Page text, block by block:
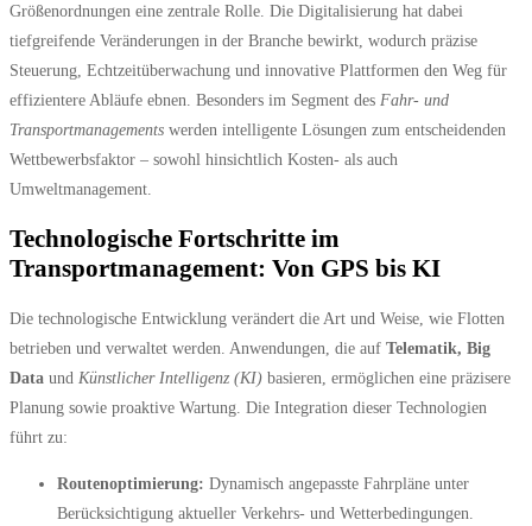
Größenordnungen eine zentrale Rolle. Die Digitalisierung hat dabei
tiefgreifende Veränderungen in der Branche bewirkt, wodurch präzise
Steuerung, Echtzeitüberwachung und innovative Plattformen den Weg für
effizientere Abläufe ebnen. Besonders im Segment des Fahr- und
Transportmanagements werden intelligente Lösungen zum entscheidenden
Wettbewerbsfaktor – sowohl hinsichtlich Kosten- als auch
Umweltmanagement.
Technologische Fortschritte im
Transportmanagement: Von GPS bis KI
Die technologische Entwicklung verändert die Art und Weise, wie Flotten
betrieben und verwaltet werden. Anwendungen, die auf Telematik, Big
Data und Künstlicher Intelligenz (KI) basieren, ermöglichen eine präzisere
Planung sowie proaktive Wartung. Die Integration dieser Technologien
führt zu:
Routenoptimierung: Dynamisch angepasste Fahrpläne unter
Berücksichtigung aktueller Verkehrs- und Wetterbedingungen.